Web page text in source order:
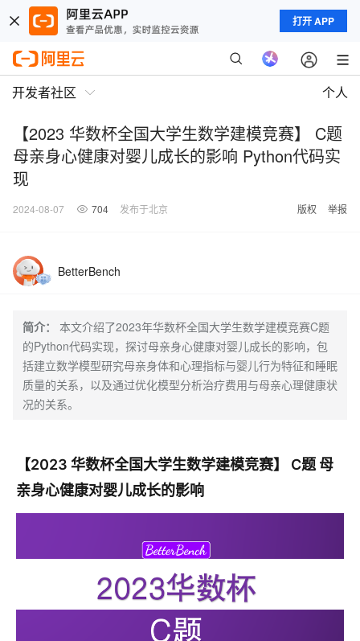
打开 APP
开发者社区 个人
【2023 华数杯全国大学生数学建模竞赛】 C题
母亲身心健康对婴儿成长的影响 Python代码实
现
2024-08-07 704 发布于北京 版权 举报
BetterBench
简介：
本文介绍了2023年华数杯全国大学生数学建模竞赛C题
的Python代码实现，探讨母亲身心健康对婴儿成长的影响，包
括建立数学模型研究母亲身体和心理指标与婴儿行为特征和睡眠
质量的关系，以及通过优化模型分析治疗费用与母亲心理健康状
况的关系。
【2023 华数杯全国大学生数学建模竞赛】 C题 母
亲身心健康对婴儿成长的影响